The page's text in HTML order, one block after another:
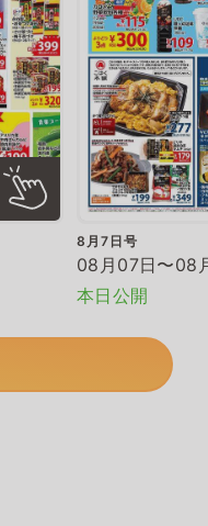
8月7日号
08月07日〜08
本日公開